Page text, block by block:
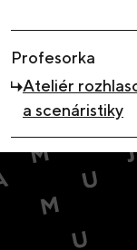
Profesorka
Ateliér
a scenáristiky